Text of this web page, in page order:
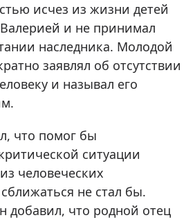
исчез из жизни детей
Валерией и не принимал
наследника. Молодой
заявлял об отсутствии
и называл его
что помог бы
ситуации
человеческих
не стал бы.
что родной отец